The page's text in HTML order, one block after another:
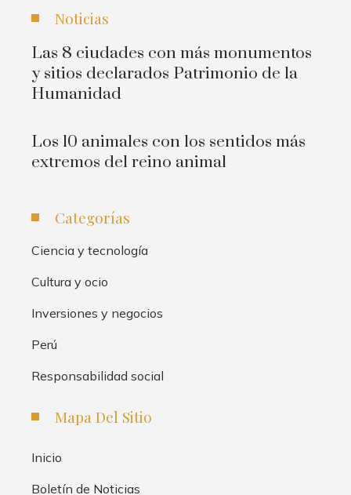
Noticias
Las 8 ciudades con más monumentos
y sitios declarados Patrimonio de la
Humanidad
Los 10 animales con los sentidos más
extremos del reino animal
Categorías
Ciencia y tecnología
Cultura y ocio
Inversiones y negocios
Perú
Responsabilidad social
Mapa Del Sitio
Inicio
Boletín de Noticias